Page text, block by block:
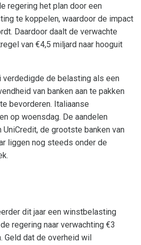
regering het plan door een
te koppelen, waardoor de impact
Daardoor daalt de verwachte
van €4,5 miljard naar hooguit
verdedigde de belasting als een
van banken aan te pakken
bevorderen. Italiaanse
op woensdag. De aandelen
UniCredit, de grootste banken van
liggen nog steeds onder de
dit jaar een winstbelasting
regering naar verwachting €3
Geld dat de overheid wil